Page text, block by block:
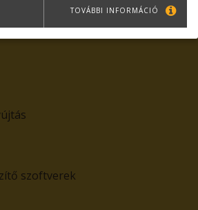
Feltételek, Szabályzatok
szoftverek
TOVÁBBI INFORMÁCIÓ